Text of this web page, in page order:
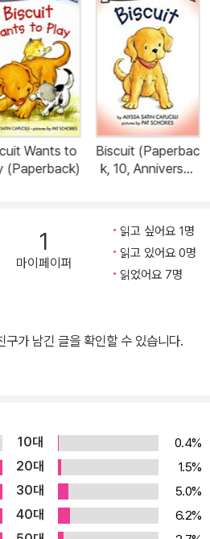
Wants to
(Paperback)
Biscuit (Paperbac
k, 10, Anniversar
1
마이페이퍼
읽고 싶어요 1명
읽고 있어요 0명
읽었어요 7명
구가 남긴 글을 확인할 수 있습니다.
10대
0.4%
20대
1.5%
30대
5.0%
40대
6.2%